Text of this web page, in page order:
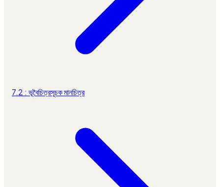
7.2 : ভূবৈচিত্রসূচক মানচিত্র